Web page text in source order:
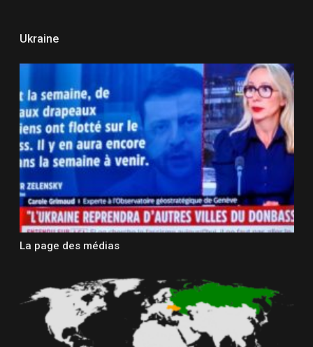
Ukraine
La page des médias